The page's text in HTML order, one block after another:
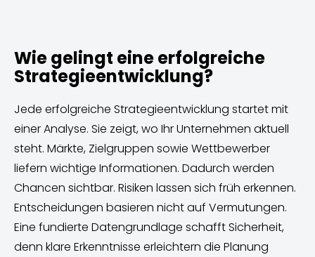
Wie gelingt eine erfolgreiche
Strategieentwicklung?
Jede erfolgreiche Strategieentwicklung startet mit
einer Analyse. Sie zeigt, wo Ihr Unternehmen aktuell
steht. Märkte, Zielgruppen sowie Wettbewerber
liefern wichtige Informationen. Dadurch werden
Chancen sichtbar. Risiken lassen sich früh erkennen.
Entscheidungen basieren nicht auf Vermutungen.
Eine fundierte Datengrundlage schafft Sicherheit,
denn klare Erkenntnisse erleichtern die Planung